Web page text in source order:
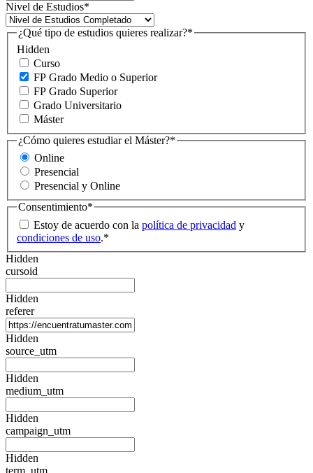
Nivel de Estudios*
Hidden
¿Qué tipo de estudios quieres realizar?*
Curso
FP Grado Medio o Superior
FP Grado Superior
Grado Universitario
Máster
¿Cómo quieres estudiar el Máster?*
Online
Presencial
Presencial y Online
Consentimiento*
Estoy de acuerdo con la política de privacidad y
condiciones de uso.*
Hidden
cursoid
Hidden
referer
Hidden
source_utm
Hidden
medium_utm
Hidden
campaign_utm
Hidden
term_utm